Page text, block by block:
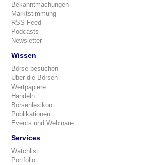
Bekanntmachungen
Marktstimmung
RSS-Feed
Podcasts
Newsletter
Wissen
Börse besuchen
Über die Börsen
Wertpapiere
Handeln
Börsenlexikon
Publikationen
Events und Webinare
Services
Watchlist
Portfolio